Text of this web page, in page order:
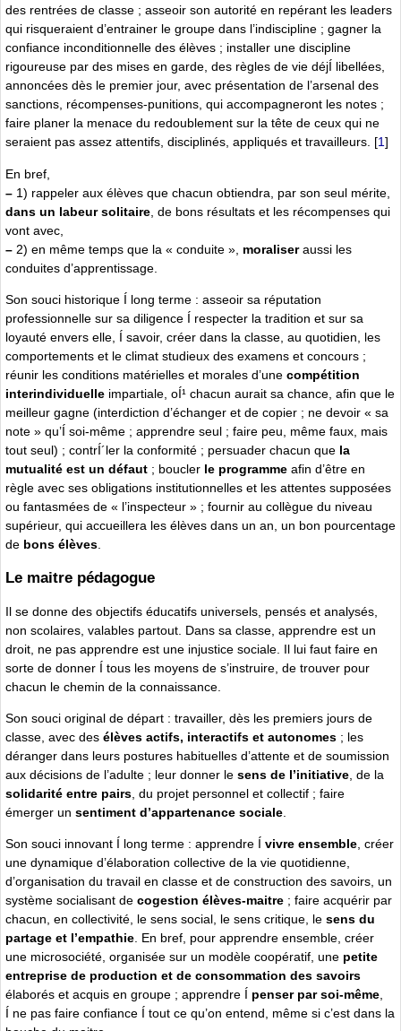
des rentrées de classe ; asseoir son autorité en repérant les leaders
qui risqueraient d’entrainer le groupe dans l’indiscipline ; gagner la
confiance inconditionnelle des élèves ; installer une discipline
rigoureuse par des mises en garde, des règles de vie déjÍ libellées,
annoncées dès le premier jour, avec présentation de l’arsenal des
sanctions, récompenses-punitions, qui accompagneront les notes ;
faire planer la menace du redoublement sur la tête de ceux qui ne
seraient pas assez attentifs, disciplinés, appliqués et travailleurs. [1]
En bref,
– 1) rappeler aux élèves que chacun obtiendra, par son seul mérite,
dans un labeur solitaire , de bons résultats et les récompenses qui
vont avec,
– 2) en même temps que la « conduite », moraliseraussi les
conduites d’apprentissage.
Son souci historique Í long terme : asseoir sa réputation
professionnelle sur sa diligence Í respecter la tradition et sur sa
loyauté envers elle, Í savoir, créer dans la classe, au quotidien, les
comportements et le climat studieux des examens et concours ;
réunir les conditions matérielles et morales d’une compétition
interindividuelle impartiale, oÍ¹ chacun aurait sa chance, afin que le
meilleur gagne (interdiction d’échanger et de copier ; ne devoir « sa
note » qu’Í soi-même ; apprendre seul ; faire peu, même faux, mais
tout seul) ; contrÍ´ler la conformité ; persuader chacun que la
mutualité est un défaut ; boucler le programme afin d’être en
règle avec ses obligations institutionnelles et les attentes supposées
ou fantasmées de « l’inspecteur » ; fournir au collègue du niveau
supérieur, qui accueillera les élèves dans un an, un bon pourcentage
de bons élèves
Le maitre pédagogue
Il se donne des objectifs éducatifs universels, pensés et analysés,
non scolaires, valables partout. Dans sa classe, apprendre est un
droit, ne pas apprendre est une injustice sociale. Il lui faut faire en
sorte de donner Í tous les moyens de s’instruire, de trouver pour
chacun le chemin de la connaissance.
Son souci original de départ : travailler, dès les premiers jours de
classe, avec des élèves actifs, interactifs et autonomes ; les
déranger dans leurs postures habituelles d’attente et de soumission
aux décisions de l’adulte ; leur donner le sens de l’initiative , de la
solidarité entre pairs , du projet personnel et collectif ; faire
émerger un sentiment d’appartenance sociale
Son souci innovant Í long terme : apprendre Í vivre ensemble, créer
une dynamique d’élaboration collective de la vie quotidienne,
d’organisation du travail en classe et de construction des savoirs, un
système socialisant de cogestion élèves-maitre ; faire acquérir par
chacun, en collectivité, le sens social, le sens critique, le sens du
partage et l’empathie. En bref, pour apprendre ensemble, créer
une microsociété, organisée sur un modèle coopératif, une petite
entreprise de production et de consommation des savoirs
élaborés et acquis en groupe ; apprendre Í penser par soi-même,
Í ne pas faire confiance Í tout ce qu’on entend, même si c’est dans la